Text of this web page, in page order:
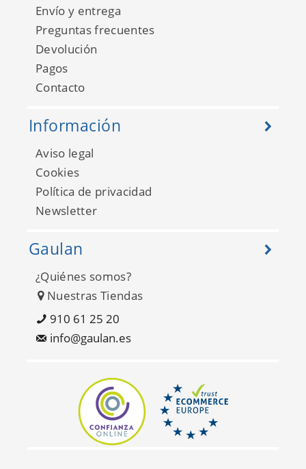
Les Belles Toiles de Jouy
87919612
Envío y entrega
Preguntas frecuentes
Devolución
Pagos
Contacto
Información
Aviso legal
Cookies
Política de privacidad
Newsletter
Gaulan
¿Quiénes somos?
Nuestras Tiendas
910 61 25 20
info@gaulan.es